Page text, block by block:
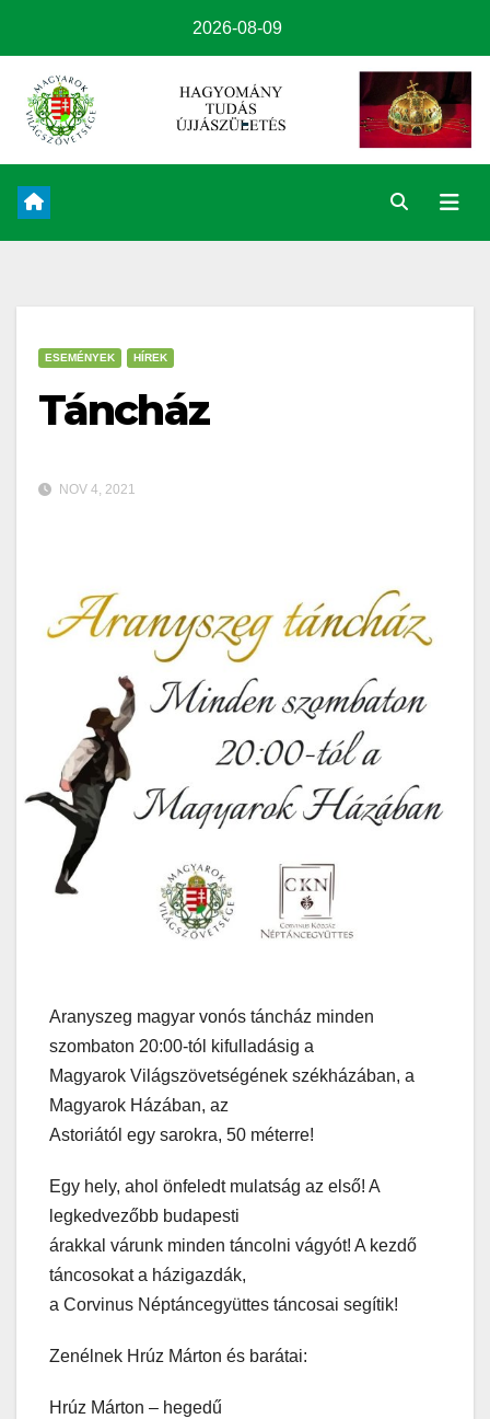
2026-08-09
ESEMÉNYEK HÍREK
Táncház
NOV 4, 2021
Aranyszeg magyar vonós táncház minden
szombaton 20:00-tól kifulladásig a
Magyarok Világszövetségének székházában, a
Magyarok Házában, az
Astoriától egy sarokra, 50 méterre!
Egy hely, ahol önfeledt mulatság az első! A
legkedvezőbb budapesti
árakkal várunk minden táncolni vágyót! A kezdő
táncosokat a házigazdák,
a Corvinus Néptáncegyüttes táncosai segítik!
Zenélnek Hrúz Márton és barátai:
Hrúz Márton – hegedű